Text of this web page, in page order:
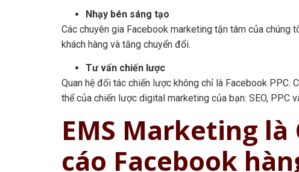
Nhạy bén sáng tạo
Các chuyên gia Facebook marketing tận tâm của chúng
khách hàng và tăng chuyển đổi.
Tư vấn chiến lược
Quan hệ đối tác chiến lược không chỉ là Facebook PPC.
thể của chiến lược digital marketing của bạn: SEO, PPC
EMS Marketing
cáo Facebook